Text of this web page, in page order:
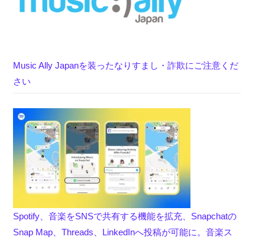
Music Ally Japanを装ったなりすまし・詐欺にご注意くだ
さい
Spotify、音楽をSNSで共有する機能を拡充、Snapchatの
Snap Map、Threads、LinkedInへ投稿が可能に。音楽ス